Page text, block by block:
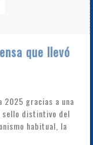
que llevó
2025 gracias a una
sello distintivo del
habitual, la